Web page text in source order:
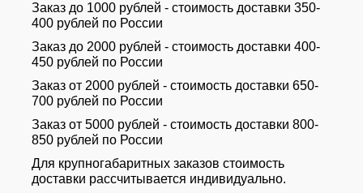
Заказ до 1000 рублей - стоимость доставки 350-
400 рублей по России
Заказ до 2000 рублей - стоимость доставки 400-
450 рублей по России
Заказ от 2000 рублей - стоимость доставки 650-
700 рублей по России
Заказ от 5000 рублей - стоимость доставки 800-
850 рублей по России
Для крупногабаритных заказов стоимость
доставки рассчитывается индивидуально.